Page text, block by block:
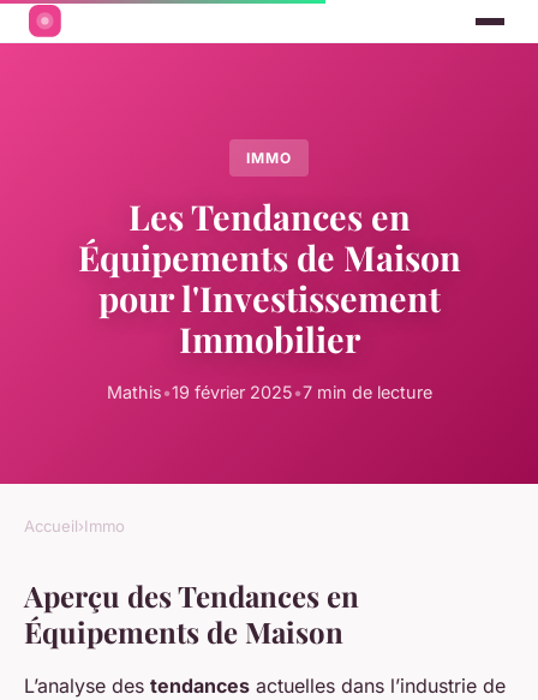
IMMO
Les Tendances en
Équipements de Maison
pour l'Investissement
Immobilier
Mathis•19 février 2025•7 min de lecture
Accueil›Immo
Aperçu des Tendances en
Équipements de Maison
L’analyse des tendances actuelles dans l’industrie de